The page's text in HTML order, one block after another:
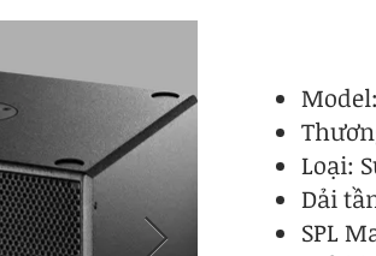
Loại:
Dải
SPL